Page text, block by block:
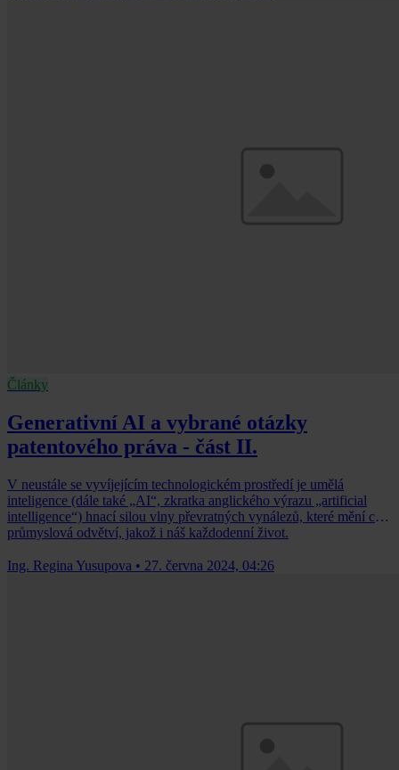
Články
Generativní AI a vybrané otázky
patentového práva - část II.
V neustále se vyvíjejícím technologickém prostředí je umělá
inteligence (dále také „AI“, zkratka anglického výrazu „artificial
intelligence“) hnací silou vlny převratných vynálezů, které mění celá
průmyslová odvětví, jakož i náš každodenní život.
Ing. Regina Yusupova • 27. června 2024, 04:26